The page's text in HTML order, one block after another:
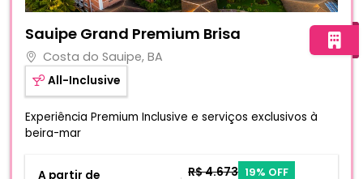
Sauipe Grand Premium Brisa
Costa do Sauipe, BA
All-Inclusive
Experiência Premium Inclusive e serviços exclusivos à
beira-mar
A partir de R$ 4.673 19% OFF